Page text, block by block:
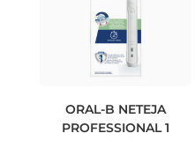
ORAL-B NETEJA
PROFESSIONAL 1